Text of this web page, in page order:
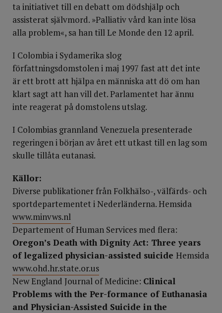
ta initiativet till en debatt om dödshjälp och
assisterat självmord. »Palliativ vård kan inte lösa
alla problem«, sa han till Le Monde den 12 april.
I Colombia i Sydamerika slog
författningsdomstolen i maj 1997 fast att det inte
är ett brott att hjälpa en människa att dö om han
klart sagt att han vill det. Parlamentet har ännu
inte reagerat på domstolens utslag.
I Colombias grannland Venezuela presenterade
regeringen i början av året ett utkast till en lag som
skulle tillåta eutanasi.
Källor:
Diverse publikationer från Folkhälso-, välfärds- och
sportdepartementet i Nederländerna. Hemsida
www.minvws.nl
Departement of Human Services med flera:
Oregon’s Death with Dignity Act: Three years
of legalized physician-assisted suicide Hemsida
www.ohd.hr.state.or.us
New England Journal of Medicine: Clinical
Problems with the Per-formance of Euthanasia
and Physician-Assisted Suicide in the